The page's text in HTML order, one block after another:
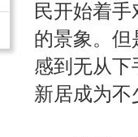
民开始着
的景象。
感到无从下
新居成为